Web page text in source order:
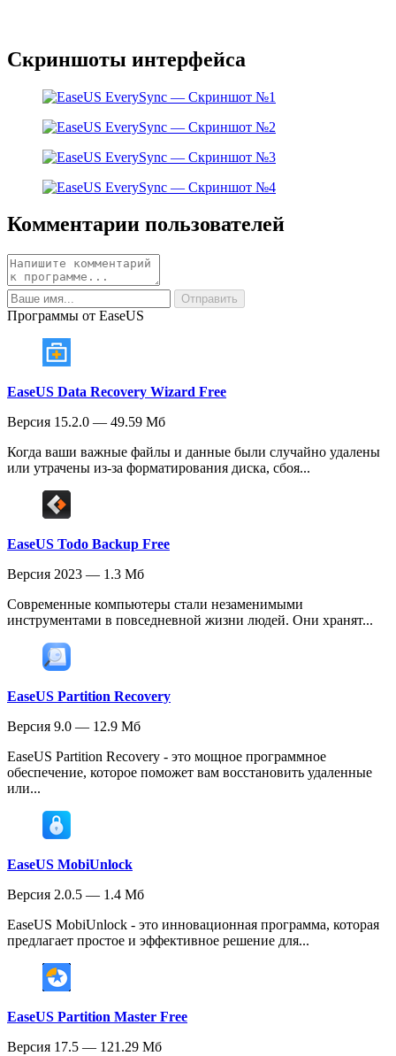
Скриншоты интерфейса
Комментарии пользователей
Программы от EaseUS
EaseUS Data Recovery Wizard Free
Версия 15.2.0 — 49.59 Мб
Когда ваши важные файлы и данные были случайно удалены
или утрачены из-за форматирования диска, сбоя...
EaseUS Todo Backup Free
Версия 2023 — 1.3 Мб
Современные компьютеры стали незаменимыми
инструментами в повседневной жизни людей. Они хранят...
EaseUS Partition Recovery
Версия 9.0 — 12.9 Мб
EaseUS Partition Recovery - это мощное программное
обеспечение, которое поможет вам восстановить удаленные
или...
EaseUS MobiUnlock
Версия 2.0.5 — 1.4 Мб
EaseUS MobiUnlock - это инновационная программа, которая
предлагает простое и эффективное решение для...
EaseUS Partition Master Free
Версия 17.5 — 121.29 Мб